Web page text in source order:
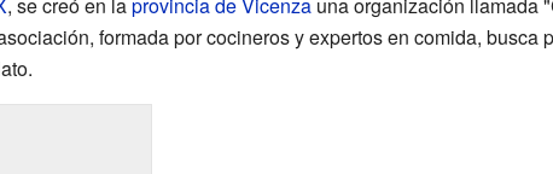
formada por cocineros y expertos en comida, busca